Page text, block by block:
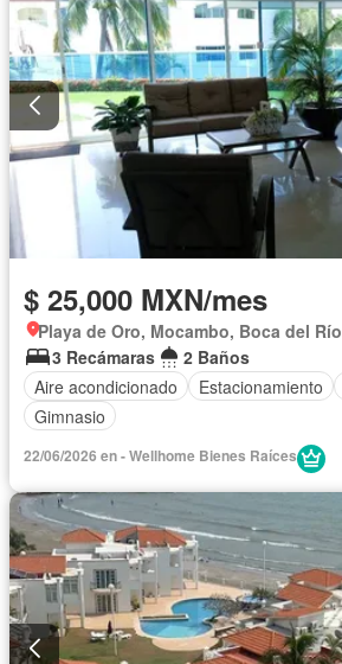
$ 25,000 MXN/mes
Playa de Oro, Mocambo, Boca del Río
3 Recámaras
2 Baños
Aire acondicionado
Estacionamiento
Gimnasio
22/06/2026 en - Wellhome Bienes Raíces